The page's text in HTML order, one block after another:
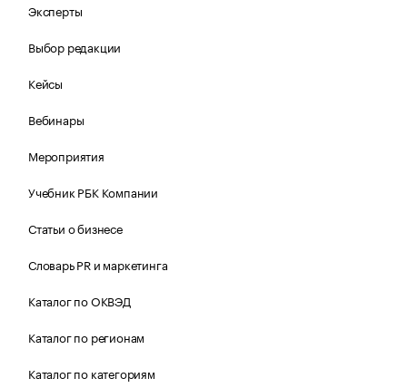
Эксперты
Выбор редакции
Кейсы
Вебинары
Мероприятия
Учебник РБК Компании
Статьи о бизнесе
Словарь PR и маркетинга
Каталог по ОКВЭД
Каталог по регионам
Каталог по категориям